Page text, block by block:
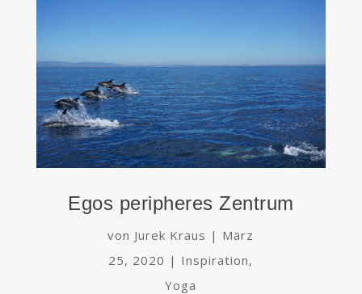
Egos peripheres Zentrum
von Jurek Kraus | März
25, 2020 | Inspiration,
Yoga